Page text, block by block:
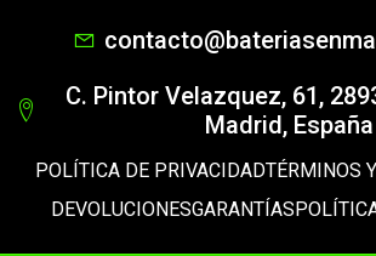
C. Pintor Velazquez, 61,
Madrid, España
POLÍTICA DE PRIVACIDADTÉRMINOS
DEVOLUCIONESGARANTÍAS